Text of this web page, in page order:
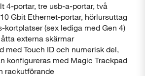
4-portar, tre usb-a-portar, två
Gbit Ethernet-portar, hörlursuttag
kortplatser (sex lediga med Gen 4)
externa skärmar
med Touch ID och numerisk del,
konfigureras med Magic Trackpad
rackutförande